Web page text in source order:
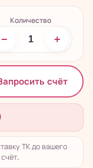
Количество
− +
счёт
ТК до вашего